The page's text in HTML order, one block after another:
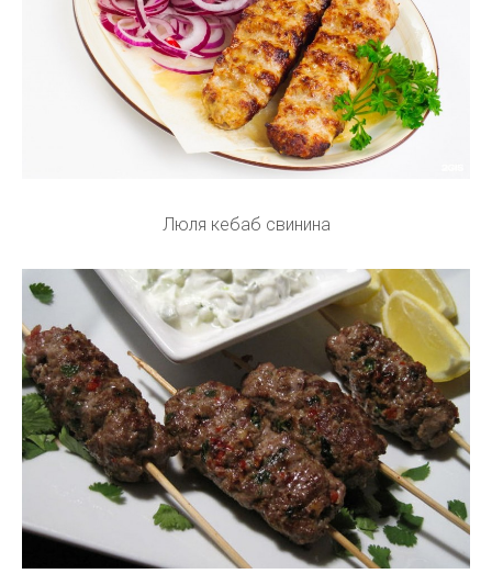
Люля кебаб свинина